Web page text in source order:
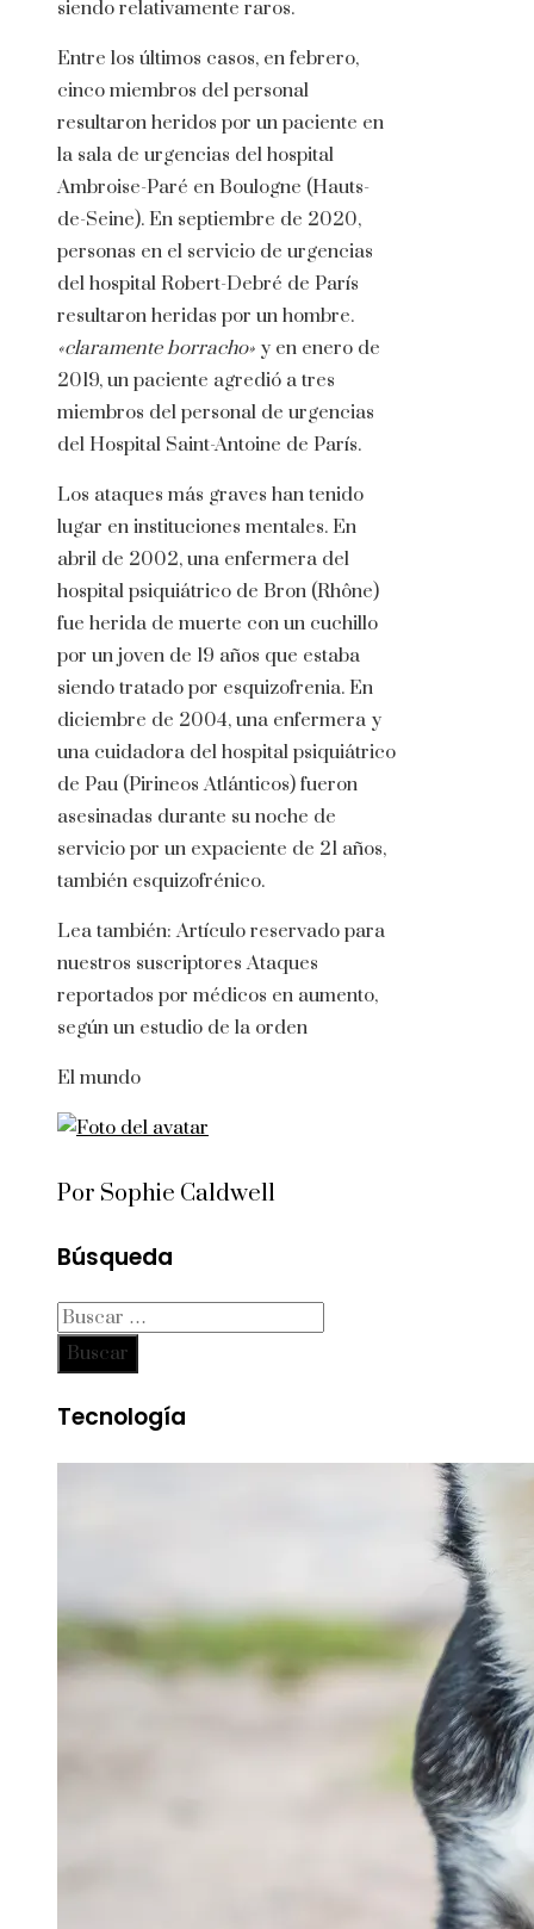
siendo relativamente raros.
Entre los últimos casos, en febrero,
cinco miembros del personal
resultaron heridos por un paciente en
la sala de urgencias del hospital
Ambroise-Paré en Boulogne (Hauts-
de-Seine). En septiembre de 2020,
personas en el servicio de urgencias
del hospital Robert-Debré de París
resultaron heridas por un hombre.
«claramente borracho» y en enero de
2019, un paciente agredió a tres
miembros del personal de urgencias
del Hospital Saint-Antoine de París.
Los ataques más graves han tenido
lugar en instituciones mentales. En
abril de 2002, una enfermera del
hospital psiquiátrico de Bron (Rhône)
fue herida de muerte con un cuchillo
por un joven de 19 años que estaba
siendo tratado por esquizofrenia. En
diciembre de 2004, una enfermera y
una cuidadora del hospital psiquiátrico
de Pau (Pirineos Atlánticos) fueron
asesinadas durante su noche de
servicio por un expaciente de 21 años,
también esquizofrénico.
Lea también: Artículo reservado para
nuestros suscriptores Ataques
reportados por médicos en aumento,
según un estudio de la orden
El mundo
Por Sophie Caldwell
Búsqueda
Buscar:
Tecnología